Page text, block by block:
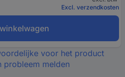
Excl. verzendkosten
voor het product
probleem melden